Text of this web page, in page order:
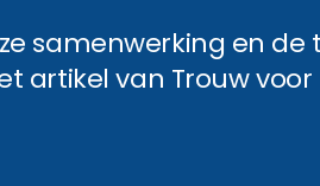
samenwerking en de
artikel van Trouw